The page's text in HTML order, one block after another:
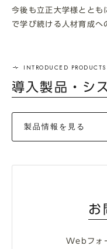
今後も立正大学様ととも
で学び続ける人材育成へ
導入製品・シ
製品情報を見る
お
Webフォ